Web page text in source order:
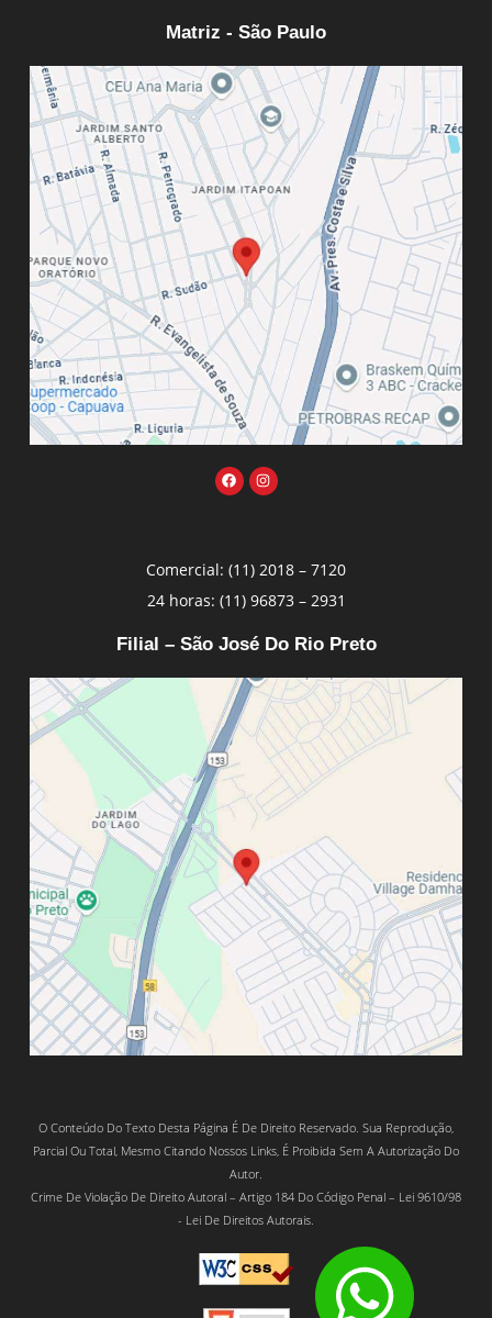
Matriz - São Paulo
Comercial: (11) 2018 – 7120
24 horas: (11) 96873 – 2931
Filial – São José Do Rio Preto
O Conteúdo Do Texto Desta Página É De Direito Reservado. Sua Reprodução,
Parcial Ou Total, Mesmo Citando Nossos Links, É Proibida Sem A Autorização Do
Autor.
Crime De Violação De Direito Autoral – Artigo 184 Do Código Penal – Lei 9610/98
- Lei De Direitos Autorais.